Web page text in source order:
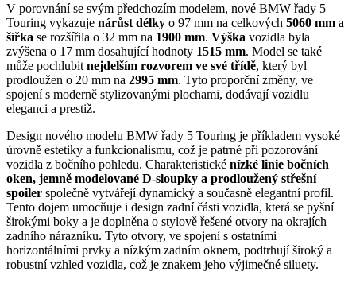
V porovnání se svým předchozím modelem, nové BMW řady 5
Touring vykazuje nárůst délky o 97 mm na celkových 5060 mm a
šířka se rozšířila o 32 mm na 1900 mm. Výška vozidla byla
zvýšena o 17 mm dosahující hodnoty 1515 mm. Model se také
může pochlubit nejdelším rozvorem ve své třídě, který byl
prodloužen o 20 mm na 2995 mm. Tyto proporční změny, ve
spojení s moderně stylizovanými plochami, dodávají vozidlu
eleganci a prestiž.
Design nového modelu BMW řady 5 Touring je příkladem vysoké
úrovně estetiky a funkcionalismu, což je patrné při pozorování
vozidla z bočního pohledu. Charakteristické nízké linie bočních
oken, jemně modelované D-sloupky a prodloužený střešní
spoiler společně vytvářejí dynamický a současně elegantní profil.
Tento dojem umocňuje i design zadní části vozidla, která se pyšní
širokými boky a je doplněna o stylově řešené otvory na okrajích
zadního nárazníku. Tyto otvory, ve spojení s ostatními
horizontálními prvky a nízkým zadním oknem, podtrhují široký a
robustní vzhled vozidla, což je znakem jeho výjimečné siluety.